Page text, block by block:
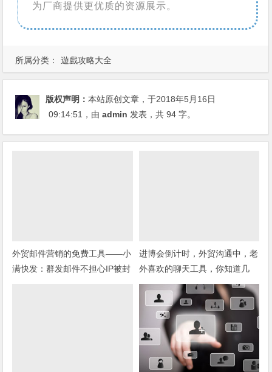
所属分类： 遊戲攻略大全
为厂商提供更优质的资源展示。
版权声明：本站原创文章，于2018年5月16日
09:14:51 ，由admin 发表，共 94 字。
外贸邮件营销的免费工具——小
满快发：群发邮件不担心IP被封
进博会倒计时，外贸沟通中，老
外喜欢的聊天工具，你知道几
种？